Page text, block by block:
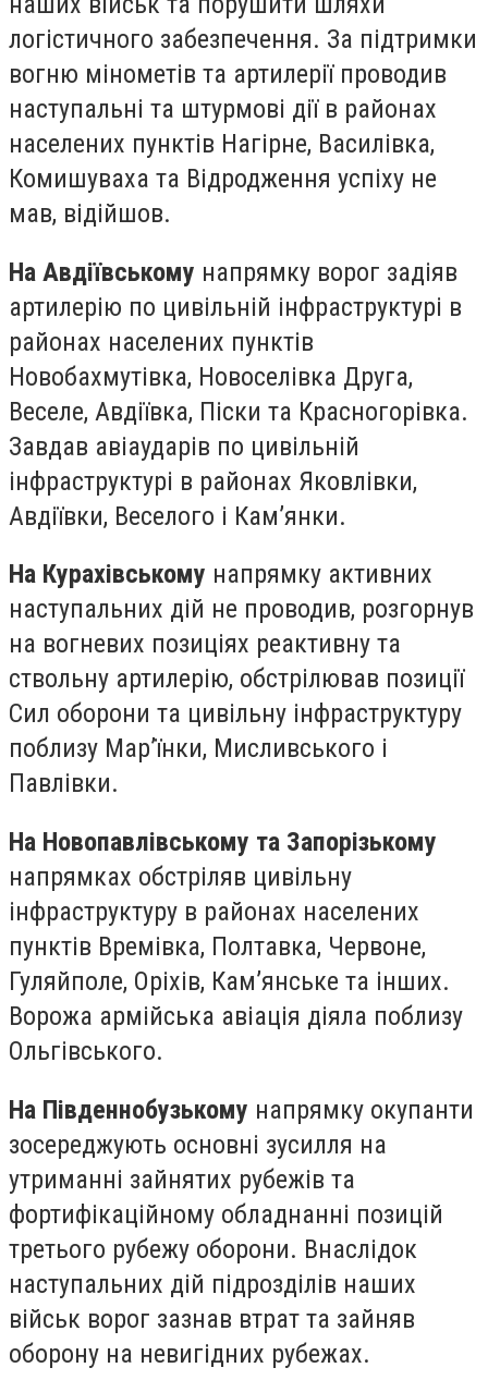
логістичного забезпечення. За підтримки
вогню мінометів та артилерії проводив
наступальні та штурмові дії в районах
населених пунктів Нагірне, Василівка,
Комишуваха та Відродження успіху не
мав, відійшов.
На Авдіївському напрямку ворог задіяв
артилерію по цивільній інфраструктурі в
районах населених пунктів
Новобахмутівка, Новоселівка Друга,
Веселе, Авдіївка, Піски та Красногорівка.
Завдав авіаударів по цивільній
інфраструктурі в районах Яковлівки,
Авдіївки, Веселого і Кам’янки.
На Курахівському напрямку активних
наступальних дій не проводив, розгорнув
на вогневих позиціях реактивну та
ствольну артилерію, обстрілював позиції
Сил оборони та цивільну інфраструктуру
поблизу Мар’їнки, Мисливського і
Павлівки.
На Новопавлівському та Запорізькому
напрямках обстріляв цивільну
інфраструктуру в районах населених
пунктів Времівка, Полтавка, Червоне,
Гуляйполе, Оріхів, Кам’янське та інших.
Ворожа армійська авіація діяла поблизу
Ольгівського.
На Південнобузькому напрямку окупанти
зосереджують основні зусилля на
утриманні зайнятих рубежів та
фортифікаційному обладнанні позицій
третього рубежу оборони. Внаслідок
наступальних дій підрозділів наших
військ ворог зазнав втрат та зайняв
оборону на невигідних рубежах.